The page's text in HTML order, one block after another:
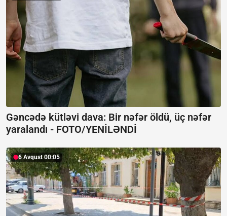
Gəncədə kütləvi dava: Bir nəfər öldü, üç nəfər
yaralandı - FOTO/YENİLƏNDİ
6 Avqust 00:05